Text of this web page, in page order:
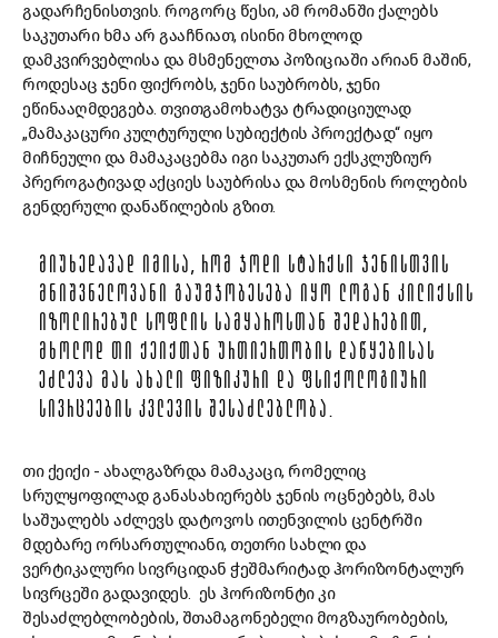
გადარჩენისთვის. როგორც წესი, ამ რომანში ქალებს
საკუთარი ხმა არ გააჩნიათ, ისინი მხოლოდ
დამკვირვებლისა და მსმენელთა პოზიციაში არიან მაშინ,
როდესაც ჯენი ფიქრობს, ჯენი საუბრობს, ჯენი
ეწინააღმდეგება. თვითგამოხატვა ტრადიციულად
„მამაკაცური კულტურული სუბიექტის პროექტად“ იყო
მიჩნეული და მამაკაცებმა იგი საკუთარ ექსკლუზიურ
პრეროგატივად აქციეს საუბრისა და მოსმენის როლების
გენდერული დანაწილების გზით.
ᲛᲘᲣᲮᲔᲓᲐᲕᲐᲓ ᲘᲛᲘᲡᲐ, ᲠᲝᲛ ᲯᲝᲓᲘ ᲡᲢᲐᲠᲥᲡᲘ ᲯᲔᲜᲘᲡᲗᲕᲘᲡ
ᲛᲜᲘᲨᲕᲜᲔᲚᲝᲕᲐᲜᲘ ᲒᲐᲣᲛᲯᲝᲑᲔᲡᲔᲑᲐ ᲘᲧᲝ ᲚᲝᲒᲐᲜ ᲙᲘᲚᲘᲥᲡᲘᲡ
ᲘᲖᲝᲚᲘᲠᲔᲑᲣᲚ ᲡᲝᲤᲚᲘᲡ ᲡᲐᲛᲧᲐᲠᲝᲡᲗᲐᲜ ᲨᲔᲓᲐᲠᲔᲑᲘᲗ,
ᲛᲮᲝᲚᲝᲓ ᲗᲘ ᲥᲔᲘᲥᲗᲐᲜ ᲣᲠᲗᲘᲔᲠᲗᲝᲑᲘᲡ ᲓᲐᲬᲧᲔᲑᲘᲡᲐᲡ
ᲔᲫᲚᲔᲕᲐ ᲛᲐᲡ ᲐᲮᲐᲚᲘ ᲤᲘᲖᲘᲙᲣᲠᲘ ᲓᲐ ᲤᲡᲘᲥᲝᲚᲝᲒᲘᲣᲠᲘ
ᲡᲘᲕᲠᲪᲔᲔᲑᲘᲡ ᲙᲕᲚᲔᲕᲘᲡ ᲨᲔᲡᲐᲫᲚᲔᲑᲚᲝᲑᲐ.
თი ქეიქი - ახალგაზრდა მამაკაცი, რომელიც
სრულყოფილად განასახიერებს ჯენის ოცნებებს, მას
საშუალებს აძლევს დატოვოს ითენვილის ცენტრში
მდებარე ორსართულიანი, თეთრი სახლი და
ვერტიკალური სივრციდან ჭეშმარიტად ჰორიზონტალურ
სივრცეში გადავიდეს. ეს ჰორიზონტი კი
შესაძლებლობების, შთამაგონებელი მოგზაურობების,